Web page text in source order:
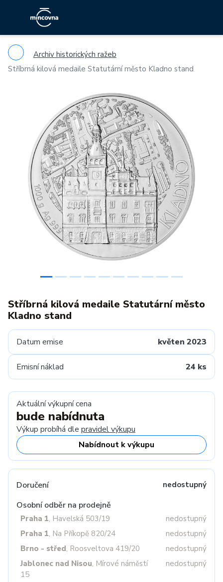
Archiv historických ražeb
Stříbrná kilová medaile Statutární město Kladno stand
Previous
Stříbrná kilová medaile Statutární město
Kladno stand
Datum emise květen 2023
Emisní náklad 24 ks
Aktuální výkupní cena
bude nabídnuta
Výkup probíhá dle pravidel výkupu
Nabídnout k výkupu
Doručení nedostupný
Osobní odběr na prodejně
Praha 1, Havelská 503/19
nedostupný
Praha 1, Na Příkopě 820/24
nedostupný
Brno - střed, Roosveltova 419/20
nedostupný
Jablonec nad Nisou, Mírové náměstí
15
nedostupný